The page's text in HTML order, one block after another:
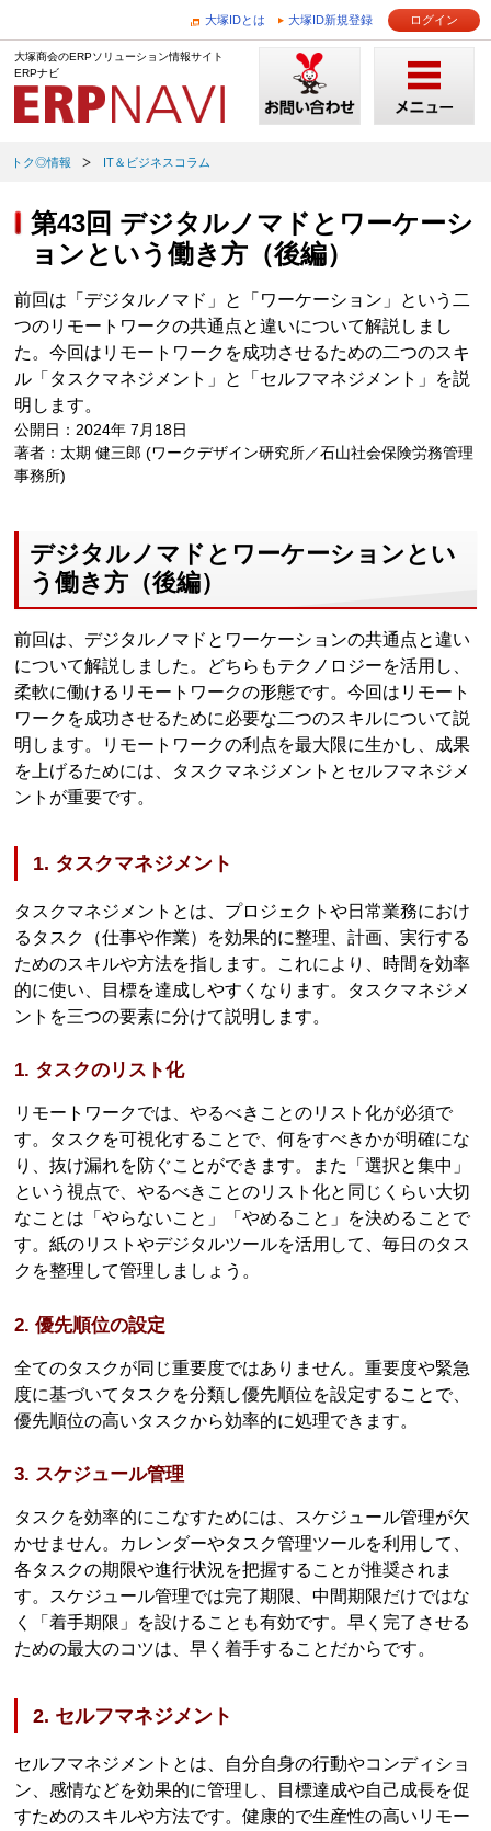
大塚IDとは 大塚ID新規登録 ログイン
大塚商会のERPソリューション情報サイト
ERPナビ
トク◎情報 IT＆ビジネスコラム
第43回 デジタルノマドとワーケーシ
ョンという働き方（後編）
前回は「デジタルノマド」と「ワーケーション」という二
つのリモートワークの共通点と違いについて解説しまし
た。今回はリモートワークを成功させるための二つのスキ
ル「タスクマネジメント」と「セルフマネジメント」を説
明します。
公開日：2024年 7月18日
著者：太期 健三郎 (ワークデザイン研究所／石山社会保険労務管理
事務所)
デジタルノマドとワーケーションとい
う働き方（後編）
前回は、デジタルノマドとワーケーションの共通点と違い
について解説しました。どちらもテクノロジーを活用し、
柔軟に働けるリモートワークの形態です。今回はリモート
ワークを成功させるために必要な二つのスキルについて説
明します。リモートワークの利点を最大限に生かし、成果
を上げるためには、タスクマネジメントとセルフマネジメ
ントが重要です。
1. タスクマネジメント
タスクマネジメントとは、プロジェクトや日常業務におけ
るタスク（仕事や作業）を効果的に整理、計画、実行する
ためのスキルや方法を指します。これにより、時間を効率
的に使い、目標を達成しやすくなります。タスクマネジメ
ントを三つの要素に分けて説明します。
1. タスクのリスト化
リモートワークでは、やるべきことのリスト化が必須で
す。タスクを可視化することで、何をすべきかが明確にな
り、抜け漏れを防ぐことができます。また「選択と集中」
という視点で、やるべきことのリスト化と同じくらい大切
なことは「やらないこと」「やめること」を決めることで
す。紙のリストやデジタルツールを活用して、毎日のタス
クを整理して管理しましょう。
2. 優先順位の設定
全てのタスクが同じ重要度ではありません。重要度や緊急
度に基づいてタスクを分類し優先順位を設定することで、
優先順位の高いタスクから効率的に処理できます。
3. スケジュール管理
タスクを効率的にこなすためには、スケジュール管理が欠
かせません。カレンダーやタスク管理ツールを利用して、
各タスクの期限や進行状況を把握することが推奨されま
す。スケジュール管理では完了期限、中間期限だけではな
く「着手期限」を設けることも有効です。早く完了させる
ための最大のコツは、早く着手することだからです。
2. セルフマネジメント
セルフマネジメントとは、自分自身の行動やコンディショ
ン、感情などを効果的に管理し、目標達成や自己成長を促
すためのスキルや方法です。健康的で生産性の高いリモー